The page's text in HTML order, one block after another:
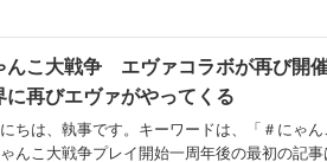
んこ大戦争 エヴァコラボが再び開
に再びエヴァがやってくる
ちは、執事です。キーワードは、「＃にゃ
んこ大戦争プレイ開始一周年後の最初の記